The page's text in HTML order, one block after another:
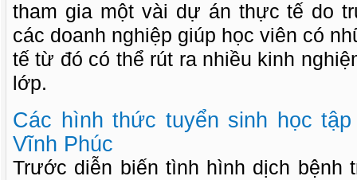
tham gia một vài dự án thực tế do
các doanh nghiệp giúp học viên có
tế từ đó có thể rút ra nhiều kinh
lớp.
Các hình thức tuyển sinh học
Vĩnh Phúc
Trước diễn biến tình hình dịch bệnh